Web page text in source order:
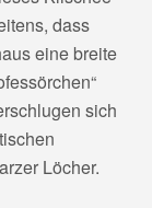
dass
eine breite
sich
Löcher.